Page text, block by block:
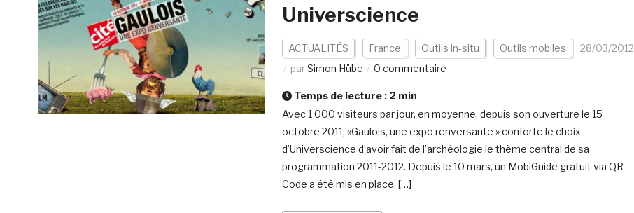
Universcience
ACTUALITÉS France Outils in-situ Outils mobiles
28/03/2012
parSimon Hübe 0 commentaire
Temps de lecture : 2 min
Avec 1 000 visiteurs par jour, en moyenne, depuis son ouverture le 15
octobre 2011, «Gaulois, une expo renversante » conforte le choix
d’Universcience d’avoir fait de l’archéologie le thème central de sa
programmation 2011-2012. Depuis le 10 mars, un MobiGuide gratuit via QR
Code a été mis en place. […]